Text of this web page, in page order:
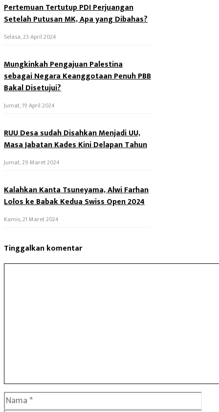
Pertemuan Tertutup PDI Perjuangan
Setelah Putusan MK, Apa yang Dibahas?
Selasa, 23 April 2024
Mungkinkah Pengajuan Palestina
sebagai Negara Keanggotaan Penuh PBB
Bakal Disetujui?
Jumat, 19 April 2024
RUU Desa sudah Disahkan Menjadi UU,
Masa Jabatan Kades Kini Delapan Tahun
Jumat, 29 Maret 2024
Kalahkan Kanta Tsuneyama, Alwi Farhan
Lolos ke Babak Kedua Swiss Open 2024
Kamis, 21 Maret 2024
Tinggalkan komentar
Komentar
Nama